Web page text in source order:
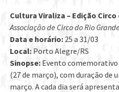
Cultura Viraliza – Edição Circo
Associação de Circo do Rio
Data e horário: 25 a 31/03
Local: Porto Alegre/RS
Sinopse: Evento comemorativo
(27 de março), com duração de
março. A cada dia será